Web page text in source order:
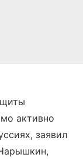
активно
заявил